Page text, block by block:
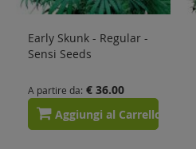
Early Skunk - Regular -
Sensi Seeds
A partire da € 36.00
Aggiungi al Carrello